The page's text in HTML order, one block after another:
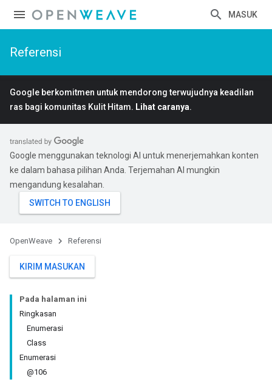
MASUK
Referensi
Google berkomitmen untuk mendorong terwujudnya keadilan
ras bagi komunitas Kulit Hitam. Lihat caranya.
Google menggunakan teknologi AI untuk menerjemahkan konten
ke dalam bahasa pilihan Anda. Terjemahan AI mungkin
mengandung kesalahan.
OpenWeave Referensi
KIRIM MASUKAN
Pada halaman ini
Ringkasan
Enumerasi
Class
Enumerasi
@106